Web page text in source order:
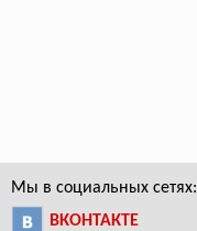
Мы в социальных сетях:
ВКОНТАКТЕ